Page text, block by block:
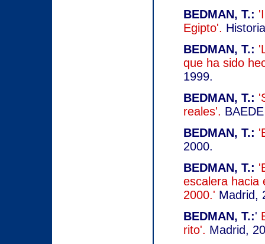
BEDMAN, T.:
Egipto'.
BEDMAN, T.:
que ha sido
1999.
BEDMAN, T.:
reales'.
BEDMAN, T.:
2000.
BEDMAN, T.:
escalera hacia
2000.' Madrid,
BEDMAN, T.:'
rito'. Madrid,